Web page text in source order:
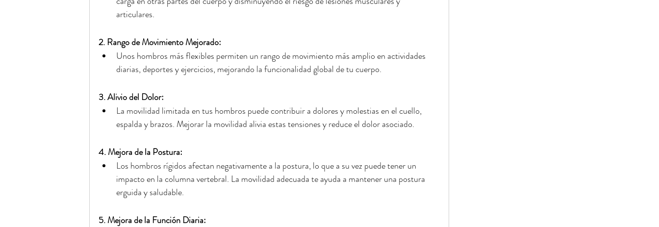
articulares.
2. Rango de Movimiento Mejorado:
Unos hombros más flexibles permiten un rango de movimiento más amplio en actividades
diarias, deportes y ejercicios, mejorando la funcionalidad global de tu cuerpo.
3. Alivio del Dolor:
La movilidad limitada en tus hombros puede contribuir a dolores y molestias en el cuello,
espalda y brazos. Mejorar la movilidad alivia estas tensiones y reduce el dolor asociado.
4. Mejora de la Postura:
Los hombros rígidos afectan negativamente a la postura, lo que a su vez puede tener un
impacto en la columna vertebral. La movilidad adecuada te ayuda a mantener una postura
erguida y saludable.
5. Mejora de la Función Diaria: